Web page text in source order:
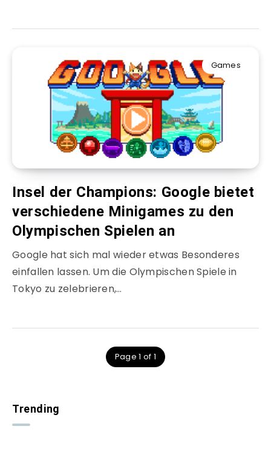
Games
Insel der Champions: Google bietet
verschiedene Minigames zu den
Olympischen Spielen an
Google hat sich mal wieder etwas Besonderes
einfallen lassen. Um die Olympischen Spiele in
Tokyo zu zelebrieren,…
Page 1 of 1
Trending